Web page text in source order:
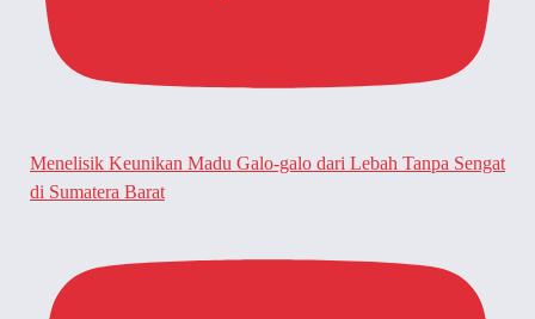
Menelisik Keunikan Madu Galo-galo dari Lebah Tanpa Sengat
di Sumatera Barat